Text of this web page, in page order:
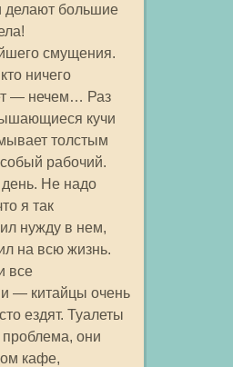
делают большие
смущения.
ничего
— нечем… Раз
кучи
толстым
рабочий.
день. Не надо
я так
нужду в нем,
на всю жизнь.
все
— китайцы очень
ездят. Туалеты
проблема, они
кафе,